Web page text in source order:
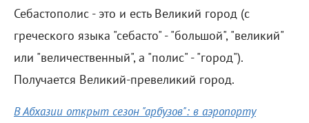
Себастополис - это и есть Великий город (с
греческого языка "себасто" - "большой", "великий"
или "величественный", а "полис" - "город").
Получается Великий-превеликий город.
В Абхазии открыт сезон "арбузов": в аэропорту